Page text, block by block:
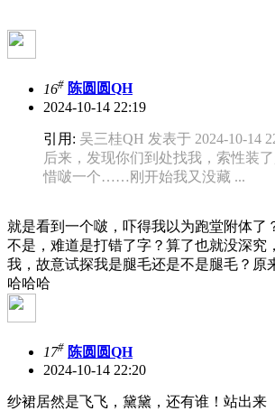
16# 陈圆圆QH
2024-10-14 22:19
引用: 吴三桂QH 发表于 2024-10-14
后来，发现你们到处找我，索性装
惜啵一个……刚开始我又没藏 ...
就是看到一个啵，吓得我以为跑堂附体了
不是，难道是打错了字？算了也就没深究
我，故意试探我是腿毛还是不是腿毛？原
哈哈哈
17# 陈圆圆QH
2024-10-14 22:20
纱裙居然是飞飞，黛黛，还有谁！站出来